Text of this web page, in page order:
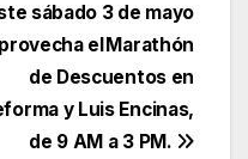
sábado 3 de mayo
el Marathón
de Descuentos en
y Luis Encinas,
de 9 AM a 3 PM.